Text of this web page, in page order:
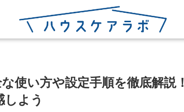
使い方や設定手順を徹底解説
しよう